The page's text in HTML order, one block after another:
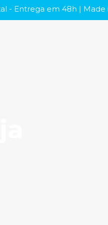
- Entrega em 48h |